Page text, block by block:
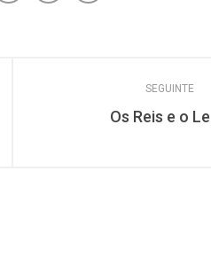
SEGUINTE
Os Reis e o